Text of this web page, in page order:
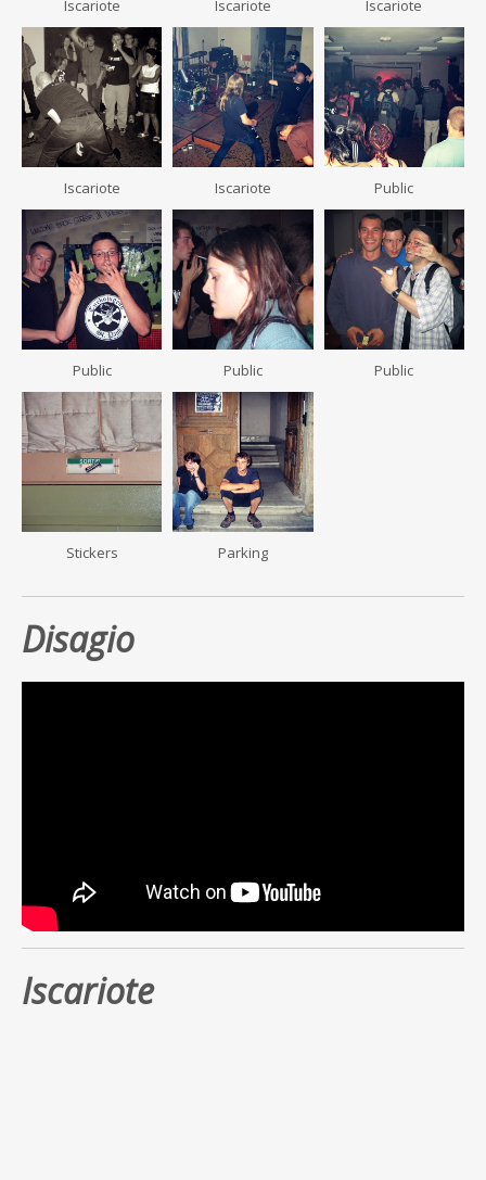
Iscariote Iscariote Iscariote
Iscariote Iscariote Public
Public Public Public
Stickers Parking
Disagio
Iscariote